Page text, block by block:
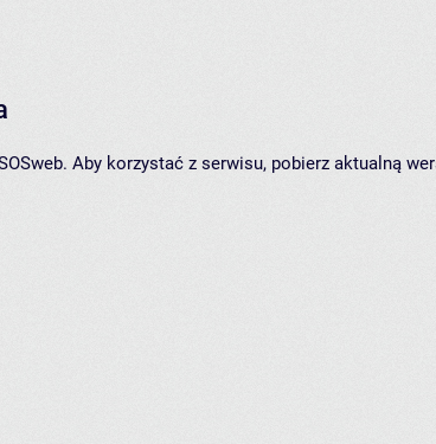
Aby korzystać z serwisu, pobierz aktualną